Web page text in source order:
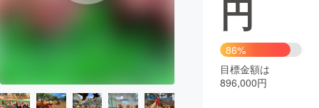
まちづくり・地域活性化
CAMPFIRE for Social Good
CAMPFIRE Creation
CAMPFIREふるさと納税machi-ya コミュニティ
円
86%
目標金額は
896,000円